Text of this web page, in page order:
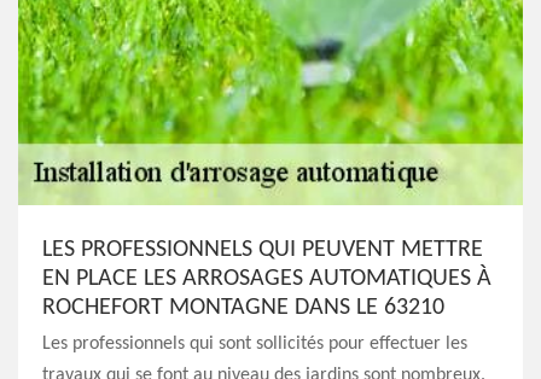
LES PROFESSIONNELS QUI PEUVENT METTRE
EN PLACE LES ARROSAGES AUTOMATIQUES À
ROCHEFORT MONTAGNE DANS LE 63210
Les professionnels qui sont sollicités pour effectuer les